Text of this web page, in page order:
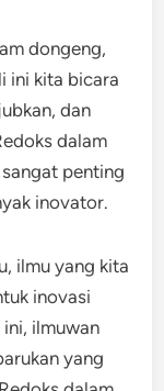
dongeng,
ini kita bicara
dan
dalam
penting
inovator.
ilmu yang kita
inovasi
ilmuwan
yang